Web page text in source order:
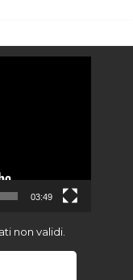
03:49
non validi.